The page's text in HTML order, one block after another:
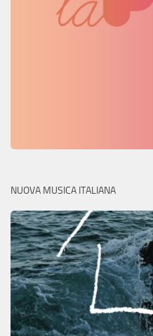
NUOVA MUSICA ITALIANA